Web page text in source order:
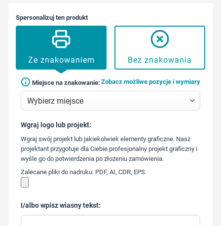
Spersonalizuj ten produkt
Ze znakowaniem Bez znakowania
Miejsce na znakowanie: Zobacz możliwe pozycje i wymiary
573 568
217
Wgraj logo lub projekt:
Wgraj swój projekt lub jakiekolwiek elementy graficzne. Nasz
projektant przygotuje dla Ciebie profesjonalny projekt graficzny i
wyśle go do potwierdzenia po złożeniu zamówienia.
Zalecane pliki do nadruku: PDF, AI, CDR, EPS.
I/albo wpisz wiasny tekst: